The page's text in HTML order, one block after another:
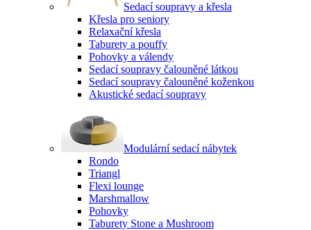
Sedací soupravy a křesla
Křesla pro seniory
Relaxační křesla
Taburety a pouffy
Pohovky a válendy
Sedací soupravy čalouněné látkou
Sedací soupravy čalouněné koženkou
Akustické sedací soupravy
Modulární sedací nábytek
Rondo
Triangl
Flexi lounge
Marshmallow
Pohovky
Taburety Stone a Mushroom